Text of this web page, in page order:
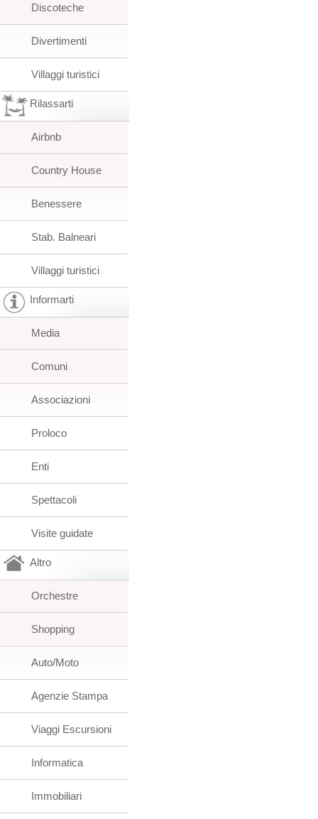
Discoteche
Divertimenti
Villaggi turistici
Rilassarti
Airbnb
Country House
Benessere
Stab. Balneari
Villaggi turistici
Informarti
Media
Comuni
Associazioni
Proloco
Enti
Spettacoli
Visite guidate
Altro
Orchestre
Shopping
Auto/Moto
Agenzie Stampa
Viaggi Escursioni
Informatica
Immobiliari